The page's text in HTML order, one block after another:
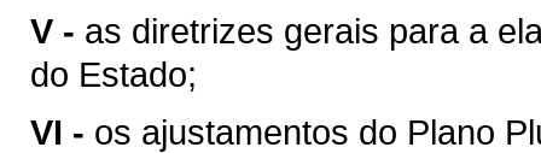
V - as diretrizes gerais para a
do Estado;
VI - os ajustamentos do Plano